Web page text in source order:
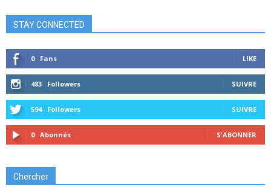
STAY CONNECTED
0 Fans LIKE
483 Followers SUIVRE
594 Followers SUIVRE
0 Abonnés S'ABONNER
Chercher